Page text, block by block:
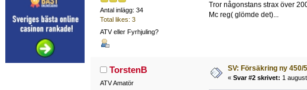
Antal inlägg: 34
Total likes: 3
ATV eller Fyrhjuling?
Tror någonstans strax över
Mc reg( glömde det)...
TorstenB
ATV Amatör
SV: Försäkring ny 450/
« Svar #2 skrivet: 1